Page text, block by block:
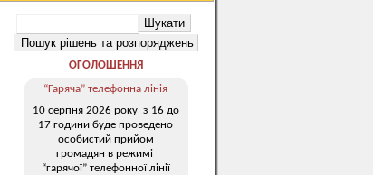
ОГОЛОШЕННЯ
“Гаряча” телефонна лінія
10 серпня 2026 року з 16 до
17 години буде проведено
особистий прийом
громадян в режимі
“гарячої” телефонної лінії